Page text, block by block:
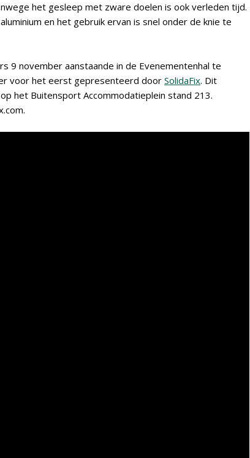
het gesleep met zware doelen is ook verleden tijd.
en het gebruik ervan is snel onder de knie te
9 november aanstaande in de Evenementenhal te
voor het eerst gepresenteerd doorSolidaFix. Dit
het Buitensport Accommodatieplein stand 213.